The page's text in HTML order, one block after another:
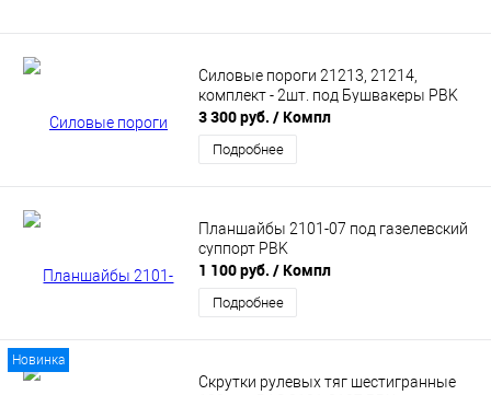
Силовые пороги 21213, 21214,
комплект - 2шт. под Бушвакеры PBK
3 300 руб. / Компл
Подробнее
Планшайбы 2101-07 под газелевский
суппорт PBK
1 100 руб. / Компл
Подробнее
Новинка
Скрутки рулевых тяг шестигранные